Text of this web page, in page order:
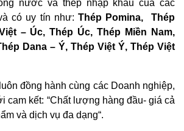
nước và thép nhập khẩu của các
có uy tín như:Thép Pomina, Thép
– Úc, Thép Úc, Thép Miền Nam,
Dana – Ý, Thép Việt Ý, Thép Việt
đồng hành cùng các Doanh nghiệp,
cam kết: “Chất lượng hàng đầu- giá cả
và dịch vụ đa dạng“.